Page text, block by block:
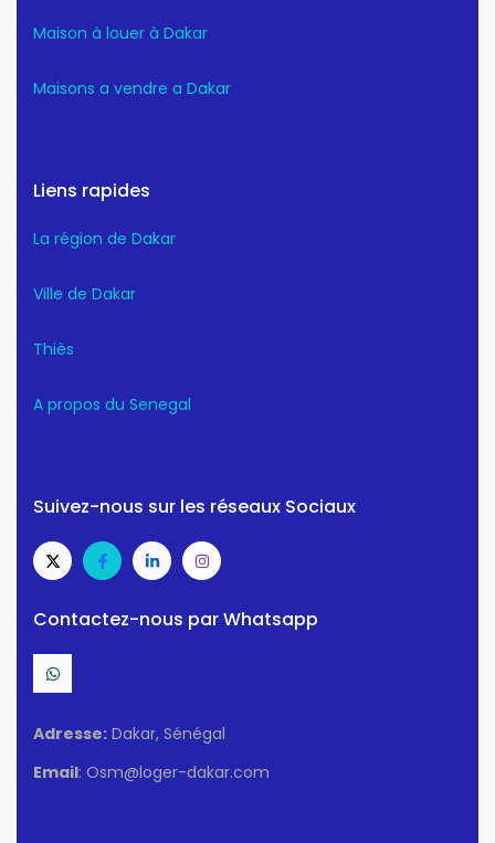
Maison à louer à Dakar
Maisons a vendre a Dakar
Liens rapides
La région de Dakar
Ville de Dakar
Thiès
A propos du Senegal
Suivez-nous sur les réseaux Sociaux
Contactez-nous par Whatsapp
Adresse: Dakar, Sénégal
Email: Osm@loger-dakar.com